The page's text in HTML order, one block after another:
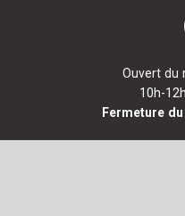
Ouvert du
10h-
Fermeture